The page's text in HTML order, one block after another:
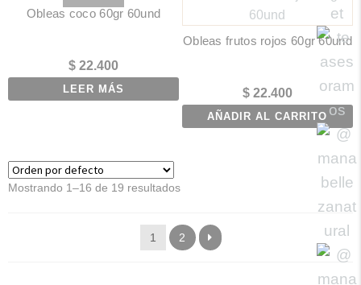
Obleas coco 60gr 60und
$22.400
LEER MÁS
Obleas frutos rojos 60gr 60und
$22.400
AÑADIR AL CARRITO
Mostrando 1–16 de 19 resultados
1 2